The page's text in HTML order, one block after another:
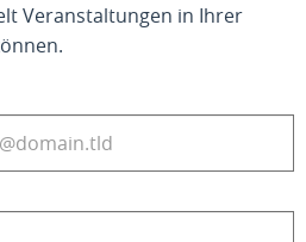
Veranstaltungen in Ihrer